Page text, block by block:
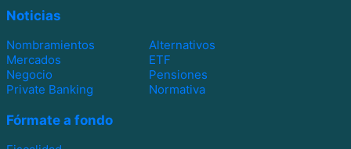
Noticias
Nombramientos
Alternativos
Mercados
ETF
Negocio
Pensiones
Private Banking
Normativa
Fórmate a fondo